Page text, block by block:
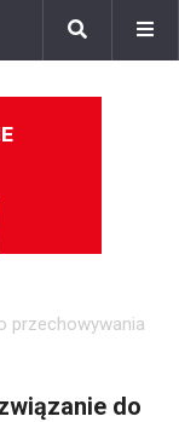
przechowywania
do